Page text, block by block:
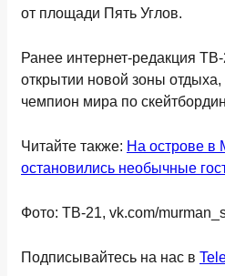
от площади Пять Углов.
Ранее интернет-редакция
открытии новой зоны
чемпион мира по
Читайте также: На острове в
остановились необычные
Фото: ТВ-21, vk.com/
Подписывайтесь на нас в